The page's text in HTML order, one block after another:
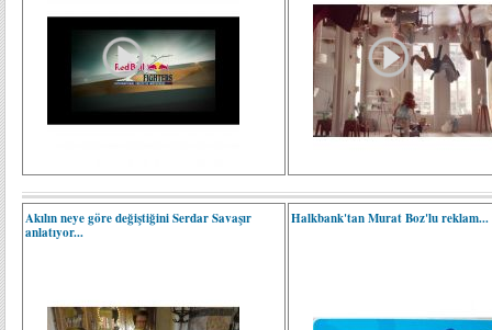
Akılın neye göre değiştiğini Serdar Savaşır
anlatıyor...
Halkbank'tan Murat Boz'lu reklam...